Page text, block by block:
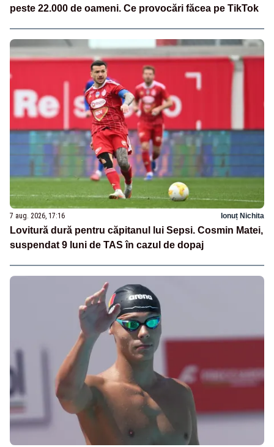
peste 22.000 de oameni. Ce provocări făcea pe TikTok
7 aug. 2026, 17:16 Ionuț Nichita
Lovitură dură pentru căpitanul lui Sepsi. Cosmin Matei,
suspendat 9 luni de TAS în cazul de dopaj